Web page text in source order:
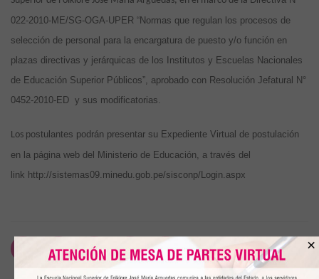
022-2010-ME/SG-OGA-UPER “Normas que regulan los procesos de
selección de personal para la encargatura de puesto y/o función en
plazas directivas y jerárquicas de los Institutos y Escuelas Nacionales
de Educación Superior Públicos”, aprobado con Resolución Jefatural N°
0452-2010-ED y sus modificatorias.
Los postulantes podrán presentar su Expediente Virtual de postulación
en la página web del Ministerio de Educación, a través del
link http://sistemas09.minedu.gob.pe/sisconp/Login.aspx
10 noviembre, 2017 | comunicados
×